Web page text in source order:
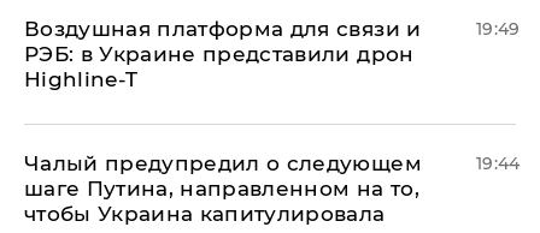
Воздушная платформа для связи и
РЭБ: в Украине представили дрон
Highline-T
19:49
Чалый предупредил о следующем
шаге Путина, направленном на то,
чтобы Украина капитулировала
19:44